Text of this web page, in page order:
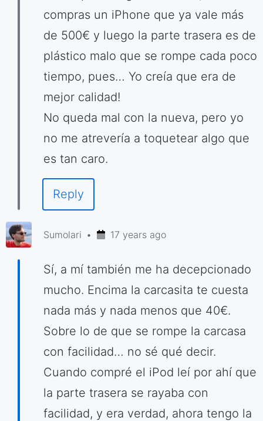
compras un iPhone que ya vale más
de 500€ y luego la parte trasera es de
plástico malo que se rompe cada poco
tiempo, pues… Yo creía que era de
mejor calidad!
No queda mal con la nueva, pero yo
no me atrevería a toquetear algo que
es tan caro.
Reply
Sumolari 17 years ago
Sí, a mí también me ha decepcionado
mucho. Encima la carcasita te cuesta
nada más y nada menos que 40€.
Sobre lo de que se rompe la carcasa
con facilidad… no sé qué decir.
Cuando compré el iPod leí por ahí que
la parte trasera se rayaba con
facilidad, y era verdad, ahora tengo la